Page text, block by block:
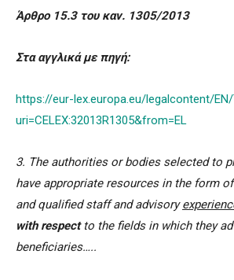
Άρθρο 15.3 του καν. 1305/2013
Στα αγγλικά με πηγή:
https://eur-lex.europa.eu/legalcontent/
uri=CELEX:32013R1305&from=EL
3. The authorities or bodies selected to
have appropriate resources in the form
and qualified staff and advisory
with respectto the fields in which they
beneficiaries…..